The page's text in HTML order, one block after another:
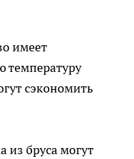
имеет
температуру
сэкономить
из бруса могут